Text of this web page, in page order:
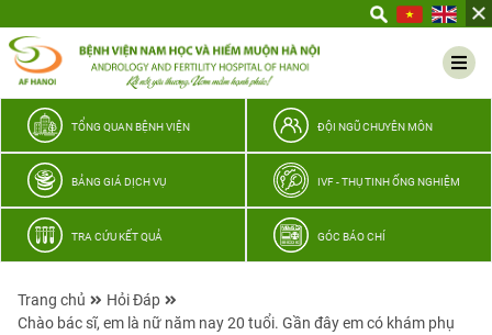
thương
TỔNG QUAN BỆNH VIỆN ĐỘI NGŨ CHUYÊN MÔN
BẢNG GIÁ DỊCH VỤ IVF - THỤ TINH ỐNG NGHIỆM
TRA CỨU KẾT QUẢ GÓC BÁO CHÍ
Trang chủ
Hỏi Đáp
Chào bác sĩ, em là nữ năm nay 20 tuổi. Gần đây em có khám phụ